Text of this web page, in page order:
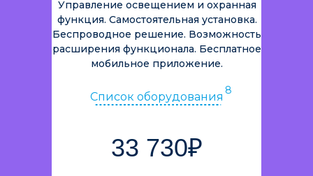
33 730₽
Управление освещением и охранная
функция. Самостоятельная установка.
Беспроводное решение. Возможность
расширения функционала. Бесплатное
мобильное приложение.
Список оборудования 8